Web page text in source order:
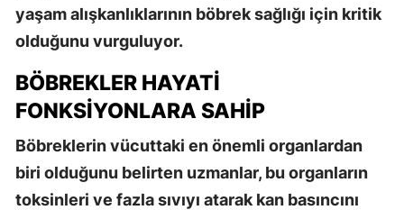
yaşam alışkanlıklarının böbrek sağlığı için kritik
olduğunu vurguluyor.
BÖBREKLER HAYATI
FONKSIYONLARA SAHIP
Böbreklerin vücuttaki en önemli organlardan
biri olduğunu belirten uzmanlar, bu organların
toksinleri ve fazla sıvıyı atarak kan basıncını